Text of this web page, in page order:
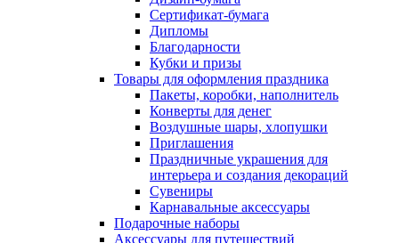
Сертификат-бумага
Дипломы
Благодарности
Кубки и призы
Товары для оформления праздника
Пакеты, коробки, наполнитель
Конверты для денег
Воздушные шары, хлопушки
Приглашения
Праздничные украшения для
интерьера и создания декораций
Сувениры
Карнавальные аксессуары
Подарочные наборы
Аксессуары для путешествий